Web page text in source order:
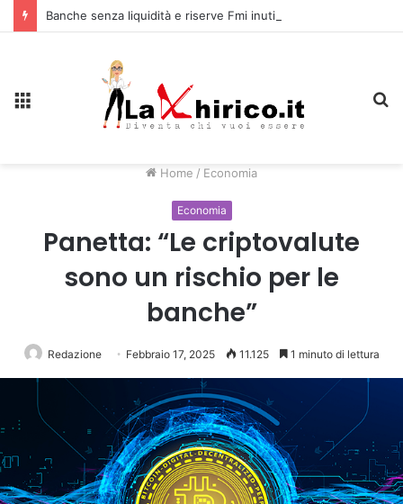
Home / Economia
Economia
Panetta: “Le criptovalute
sono un rischio per le
banche”
Redazione Febbraio 17, 2025 11.125 1 minuto di lettura